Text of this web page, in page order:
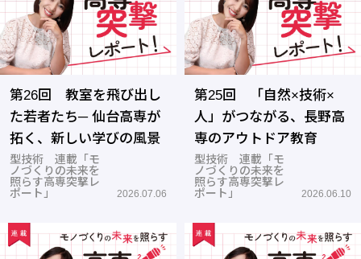
第26回 教室を飛び出し
た若者たち─ 仙台高専が
拓く、新しい学びの風景
型技術 連載「モ
ノづくりの未来を
照らす高専突撃レ
ポート」
2026.07.06
第25回 「自然×技術×
人」がつながる、長野高
専のアウトドア教育
型技術 連載「モ
ノづくりの未来を
照らす高専突撃レ
ポート」
2026.06.10